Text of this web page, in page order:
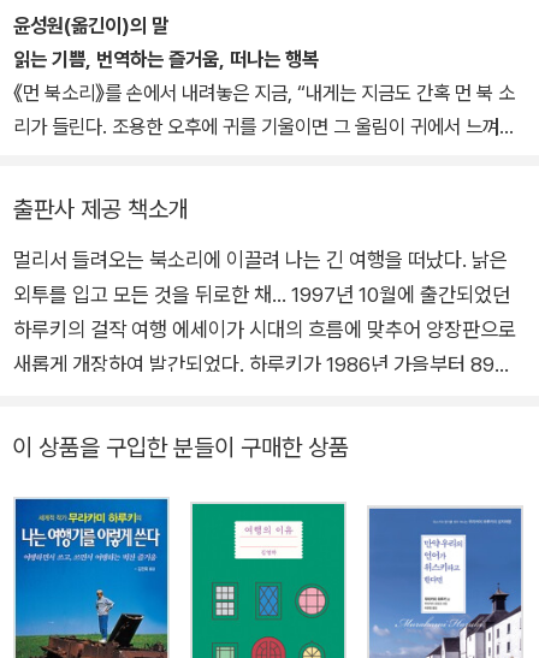
T》《고양이를 버리다》 등 개성적인 문체가 살아 있는 에세이 역시 꾸
준히 발표하고 있다. 또한 안자이 미즈마루 그림의 《후와후와》, 카트
멘시크 그림의 《버스데이 걸》, 이우일 그림의 《양 사나이의 크리스마
스》, 프랑스 아티스트 콤비와 함께한 ‘무라카미 하루키 단편 만화
ⓒ K. Kurigami
없는 살인의 밤』 등이 있다.
윤성원(옮긴이)의 말
읽는 기쁨, 번역하는 즐거움, 떠나는 행복
《먼 북소리》를 손에서 내려놓은 지금, “내게는 지금도 간혹 먼 북 소
리가 들린다. 조용한 오후에 귀를 기울이면 그 울림이 귀에서 느껴질
나는 문득 이렇게도 생각한다. 지금 여기에 있는 과도적이고 일시적
인 나 자신이, 그리고 나의 행위 자체가 말하자면 여행이라는 행위가
아닐까 하고”라는 하루키의 글이 떠오른다. 그리고 내 귓가에는 어디
선가 둥둥거리는 북소리가, 나로 하여금 여행을 떠나도록 부추기는
듯한 북소리가 들려오는 것 같다. 감히 하루키처럼 뛰어난 글을 써야
겠다는 분수에 넘치는 욕심은 없지만, 하루키와 같은 이름을 가진 그
출판사 제공 책소개
멀리서 들려오는 북소리에 이끌려 나는 긴 여행을 떠났다. 낡은
외투를 입고 모든 것을 뒤로한 채… 1997년 10월에 출간되었던
하루키의 걸작 여행 에세이가 시대의 흐름에 맞추어 양장판으로
새롭게 개장하여 발간되었다. 하루키가 1986년 가을부터 89년
에 대한 느낌을 정리한 삶의 기록들이다. 서른일곱에 출발하여 마
댄스》를 완성했다. 마흔이 되도록 아무것도 할 수 없을지 모른다
는 초조와 강박을 여행으로 극복하는 과정과 그 과정에서 있었던
다양한 에피소드를 하루키 특유의 유머와 자유로운 문체로 상세
하게 기록한다. ‘오늘은 무슨 일이 일어날지 모른다’는 기대와 스
릴, 유럽에서의 하루하루는 깜짝 놀랄 광경과 아연한 경험을 하루
이 상품을 구입한 분들이 구매한 상품